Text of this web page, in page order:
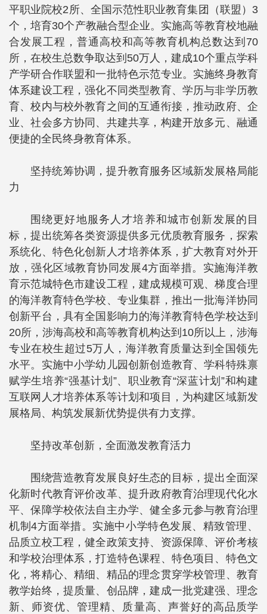
平职业院校2所、全国示范性职业教育集团（联盟）3
个，培育30个产教融合型企业。实施高等教育校地融
合发展工程，普通高校和高等教育机构总数达到70
所，在校生总数争取达到50万人，建成10个重点学科
产学研合作联盟和一批特色示范专业。实施终身教育
体系建设工程，强化不同类型教育、学历与非学历教
育、校内与校外教育之间的互通衔接，推动政府、企
业、社会多方协同、共建共享，构建开放多元、融通
便捷的全民终身教育体系。
坚持统筹协调，提升教育服务区域新发展格局能
力
围绕更好地服务人才培养和城市创新发展的目
标，提出统筹各类资源提供多元优质教育服务，探索
系统化、特色化创新人才培养体系，扩大教育对外开
放，强化区域教育协同发展4方面举措。实施海洋教
育示范城特色市建设工程，建成规模可观、梯度合理
的海洋教育特色学校、专业集群，推出一批海洋协同
创新平台，具有全国影响力的海洋教育特色学校达到
20所，涉海高校和高等教育机构达到10所以上，涉海
专业在校生超过5万人，海洋教育质量达到全国领先
水平。实施中小学幼儿园创新创造教育、学科特殊禀
赋学生培养“强基计划”、职业教育“深蓝计划”和构建
互联网人才培养体系等计划和项目，为构建区域新发
展格局、构筑发展新优势提供有力支撑。
坚持改革创新，全面激发教育活力
围绕营造教育发展良好生态的目标，提出全面深
化新时代教育评价改革、提升政府教育治理现代化水
平、保障学校依法自主办学、健全多元参与教育治理
机制4方面举措。实施中小学特色发展、精致管理、
品质立校工程，健全政策支持、资源保障、评价考核
和学校治理体系，打造特色课程、特色项目、特色文
化，将精心、精细、精品的理念贯穿学校管理、教育
教学始终，提质量、创品牌，建成一批党建强、理念
新、师资优、管理精、质量高、声誉好的高品质学